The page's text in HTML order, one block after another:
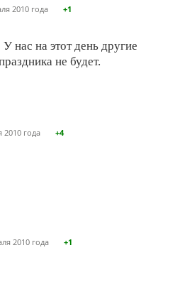
2010 года +1
нас на этот день другие
не будет.
2010 года +4
2010 года +1